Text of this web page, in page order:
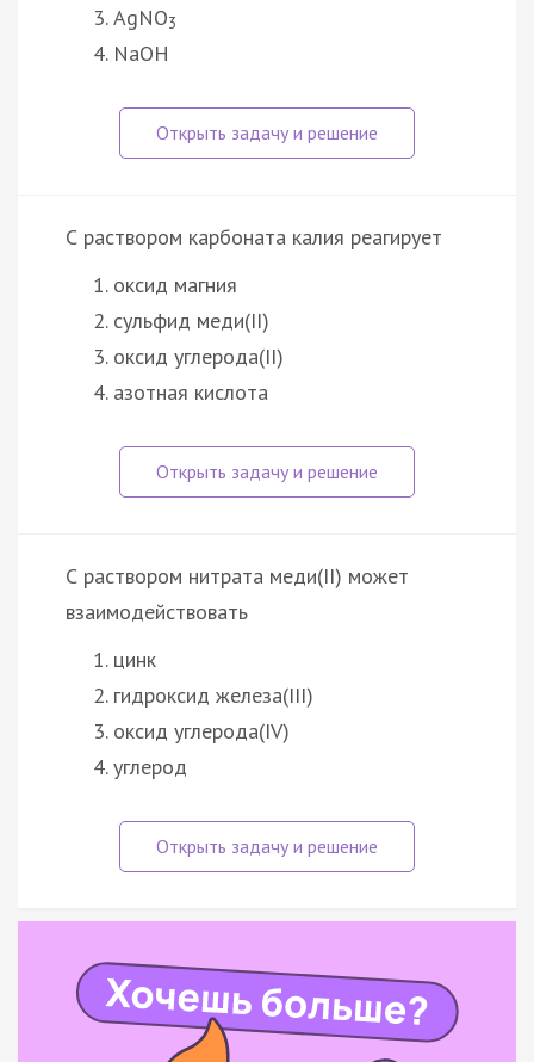
AgNO3
NaOH
С раствором карбоната калия реагирует
оксид магния
сульфид меди(II)
оксид углерода(II)
азотная кислота
С раствором нитрата меди(II) может
взаимодействовать
цинк
гидроксид железа(III)
оксид углерода(IV)
углерод